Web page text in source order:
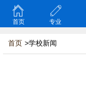
首页 专业
首页 >学校新闻